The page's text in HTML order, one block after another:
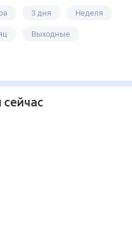
3 дня Неделя
Выходные
сейчас